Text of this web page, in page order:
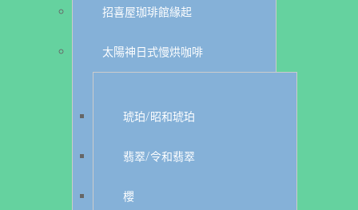
招喜屋珈琲館緣起
太陽神日式慢烘咖啡
琥珀/昭和琥珀
翡翠/令和翡翠
櫻